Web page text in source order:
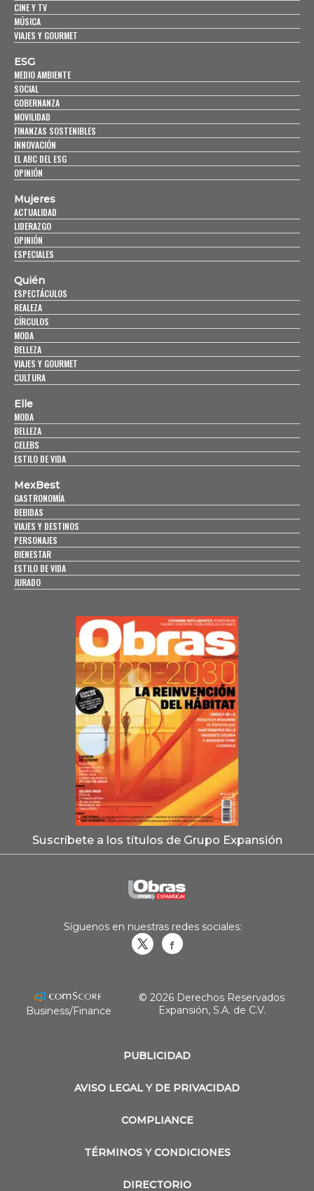
CINE Y TV
MÚSICA
VIAJES Y GOURMET
ESG
MEDIO AMBIENTE
SOCIAL
GOBERNANZA
MOVILIDAD
FINANZAS SOSTENIBLES
INNOVACIÓN
EL ABC DEL ESG
OPINIÓN
Mujeres
ACTUALIDAD
LIDERAZGO
OPINIÓN
ESPECIALES
Quién
ESPECTÁCULOS
REALEZA
CÍRCULOS
MODA
BELLEZA
VIAJES Y GOURMET
CULTURA
Elle
MODA
BELLEZA
CELEBS
ESTILO DE VIDA
MexBest
GASTRONOMÍA
BEBIDAS
VIAJES Y DESTINOS
PERSONAJES
BIENESTAR
ESTILO DE VIDA
JURADO
Suscríbete a los títulos de Grupo Expansión
PUBLICIDAD
AVISO LEGAL Y DE PRIVACIDAD
COMPLIANCE
TÉRMINOS Y CONDICIONES
DIRECTORIO
Síguenos en nuestras redes sociales:
Business/Finance
© 2026 Derechos Reservados
Expansión, S.A. de C.V.